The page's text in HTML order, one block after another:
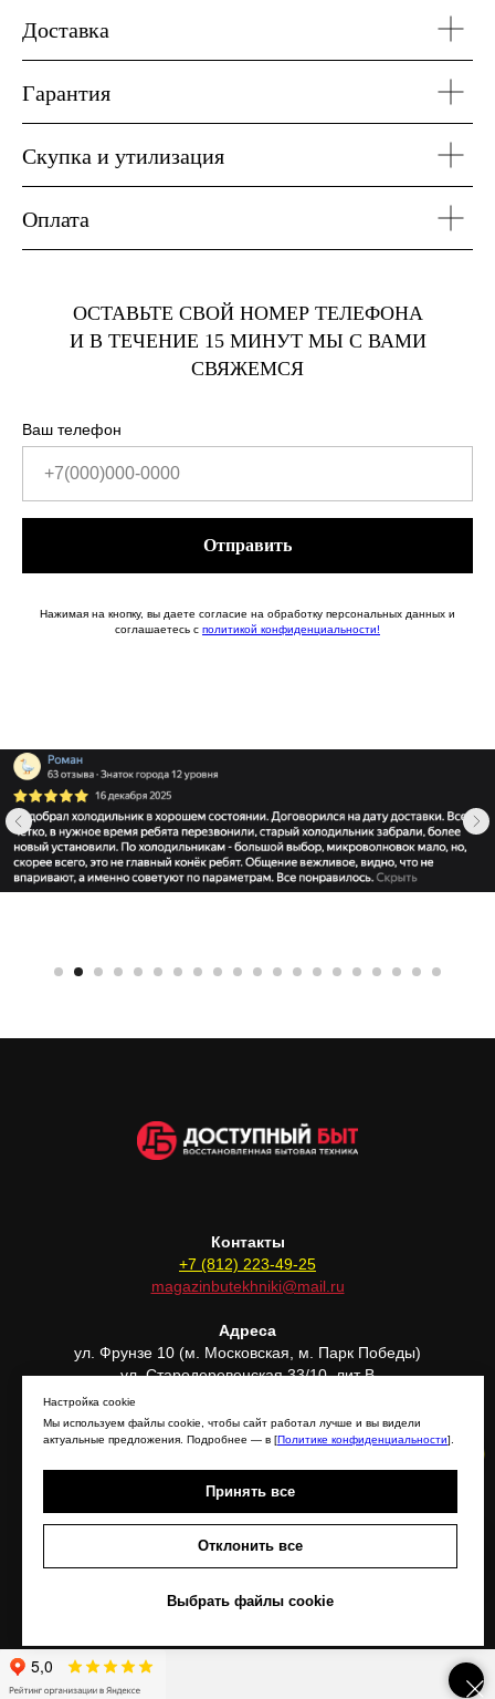
Задать вопрос!
Отправить фото техники!
Доставка
Гарантия
Скупка и утилизация
Оплата
ОСТАВЬТЕ СВОЙ НОМЕР ТЕЛЕФОНА
И В ТЕЧЕНИЕ 15 МИНУТ МЫ С ВАМИ
СВЯЖЕМСЯ
Ваш телефон
+7(000)000-0000
Отправить
Нажимая на кнопку, вы даете согласие на обработку персональных данных и
соглашаетесь c политикой конфиденциальности!
Настройка cookie
Мы используем файлы cookie, чтобы сайт работал лучше и вы видели
актуальные предложения. Подробнее — в [Политике конфиденциальности].
Принять все
Отклонить все
Выбрать файлы cookie
Контакты
+7 (812) 223-49-25
magazinbutekhniki@mail.ru
Адреса
ул. Фрунзе 10 (м. Московская, м. Парк Победы)
ул. Стародеревенская 33/10, лит В